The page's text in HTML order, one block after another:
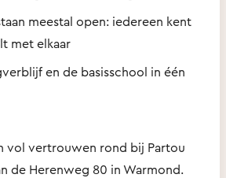
meestal open: iedereen kent
met elkaar
en de basisschool in één
vol vertrouwen rond bij Partou
de Herenweg 80 in Warmond.